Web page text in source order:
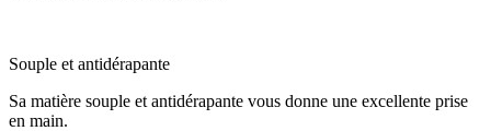
Souple et antidérapante
Sa matière souple et antidérapante vous donne une excellente prise
en main.